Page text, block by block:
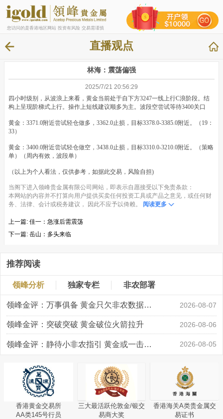
您访问的是香港地区网站 投资有风险 交易需谨慎
直播观点
林海：震荡偏强
2025/7/21 20:56:29
四小时级别，从波浪上来看，黄金当前处于自下方3247一线上行C浪阶段。结
构上呈现阶梯式上行。操作上短线建议顺多为主。波段空尝试等待3400关口
黄金：3371.0附近尝试轻仓做多，3362.0止损，目标3378.0-3385.0附近。（19：
33）
黄金：3400.0附近尝试轻仓做空，3438.0止损，目标3310.0-3210.0附近。（策略
单）（周内有效，波段单）
（以上为个人看法，仅供参考，如据此交易，风险自担)
当阁下进入领峰贵金属有限公司网站，即表示自愿接受以下免责条款：
本网站的内容并不打算向用户提供买卖任何投资工具或产品之意见，或任何财
务、法律、会计或税务建议， 因此不应予以倚赖。
阅读更多
上一篇: 佳一：急涨后需震荡
下一篇: 岳山：多头来临
推荐阅读
领峰分析 独家专栏 非农部署
领峰金评：万事俱备 黄金只欠非农数据“东风” 2026-08-07
领峰金评：突破突破 黄金破位火箭拉升 2026-08-06
领峰金评：静待小非农指引 黄金或一击破局 2026-08-05
香港黄金交易所
AA类145号行员
三大最活跃伦敦金/银交
易商大奖
香港海关A类贵金属交
易证书